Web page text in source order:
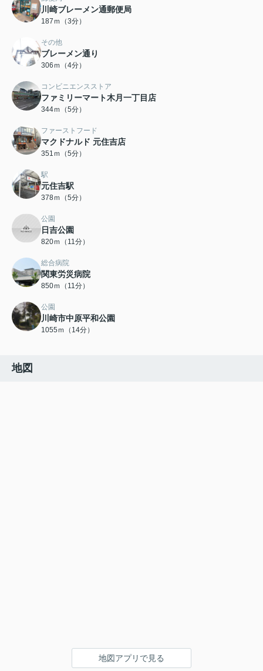
川崎ブレーメン通郵便局
187ｍ（3分）
その他
ブレーメン通り
306ｍ（4分）
コンビニエンスストア
ファミリーマート木月一丁目店
344ｍ（5分）
ファーストフード
マクドナルド 元住吉店
351ｍ（5分）
駅
元住吉駅
378ｍ（5分）
公園
日吉公園
820ｍ（11分）
総合病院
関東労災病院
850ｍ（11分）
公園
川崎市中原平和公園
1055ｍ（14分）
地図
地図アプリで見る